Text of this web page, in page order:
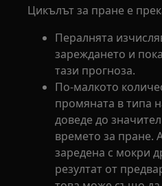
Цикълът за пране е
Пералнята
зареждането и
тази прогноза.
По-малкото
промяната в типа
доведе до
времето за пране.
заредена с мокри
резултат от